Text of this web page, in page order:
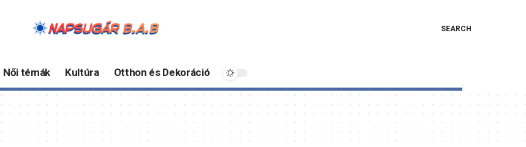
SEARCH
Női témák Kultúra Otthon és Dekoráció